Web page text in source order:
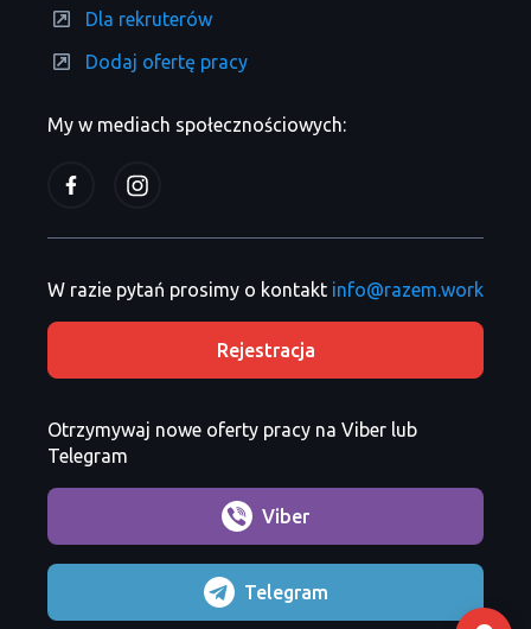
My w mediach społecznościowych:
Dla rekruterów
Dodaj ofertę pracy
W razie pytań prosimy o kontakt info@razem.work
Rejestracja
Otrzymywaj nowe oferty pracy na Viber lub
Telegram
Viber
Telegram